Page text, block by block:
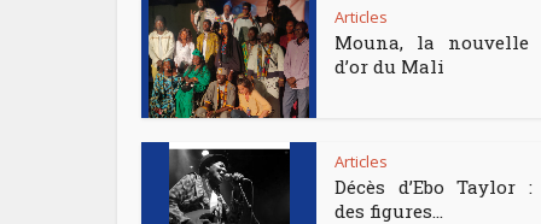
Articles
Mouna, la nouvelle
d’or du Mali
Articles
Décès d’Ebo Taylor
des figures...